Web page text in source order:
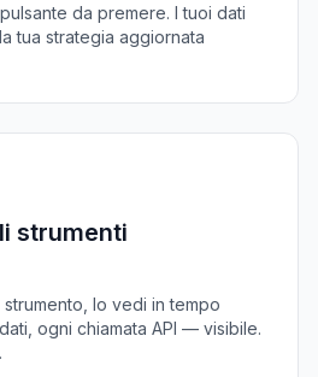
da premere. I tuoi dati
tua strategia aggiornata
strumenti
lo vedi in tempo
ogni chiamata API — visibile.